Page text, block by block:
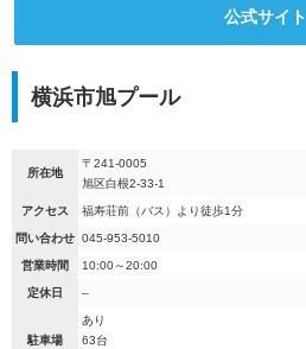
公式サイト
横浜市旭プール
所在地
〒241-0005
旭区白根2-33-1
アクセス 福寿荘前（バス）より徒歩1分
問い合わせ 045-953-5010
営業時間 10:00～20:00
定休日 –
駐車場
あり
63台